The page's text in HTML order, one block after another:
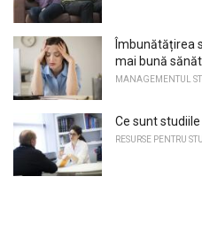
Îmbunătățirea
mai bună
MANAGEMENTUL
Ce sunt
RESURSE PENTRU